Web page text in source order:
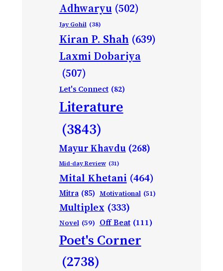
Adhwaryu (502)
Jay Gohil (38)
Kiran P. Shah (639)
Laxmi Dobariya
(507)
Let's Connect (82)
Literature
(3843)
Mayur Khavdu (268)
Mid-day Review (31)
Mital Khetani (464)
Mitra (85) Motivational (51)
Multiplex (333)
Novel (59) Off Beat (111)
Poet's Corner
(2738)